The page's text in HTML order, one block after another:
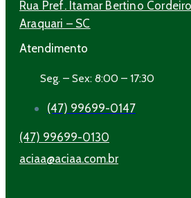
Rua Pref. Itamar Bertino
Araquari – SC
Atendimento
Seg. – Sex: 8:00 – 17:30
(47) 99699-0147
(47) 99699-0130
aciaa@aciaa.com.br